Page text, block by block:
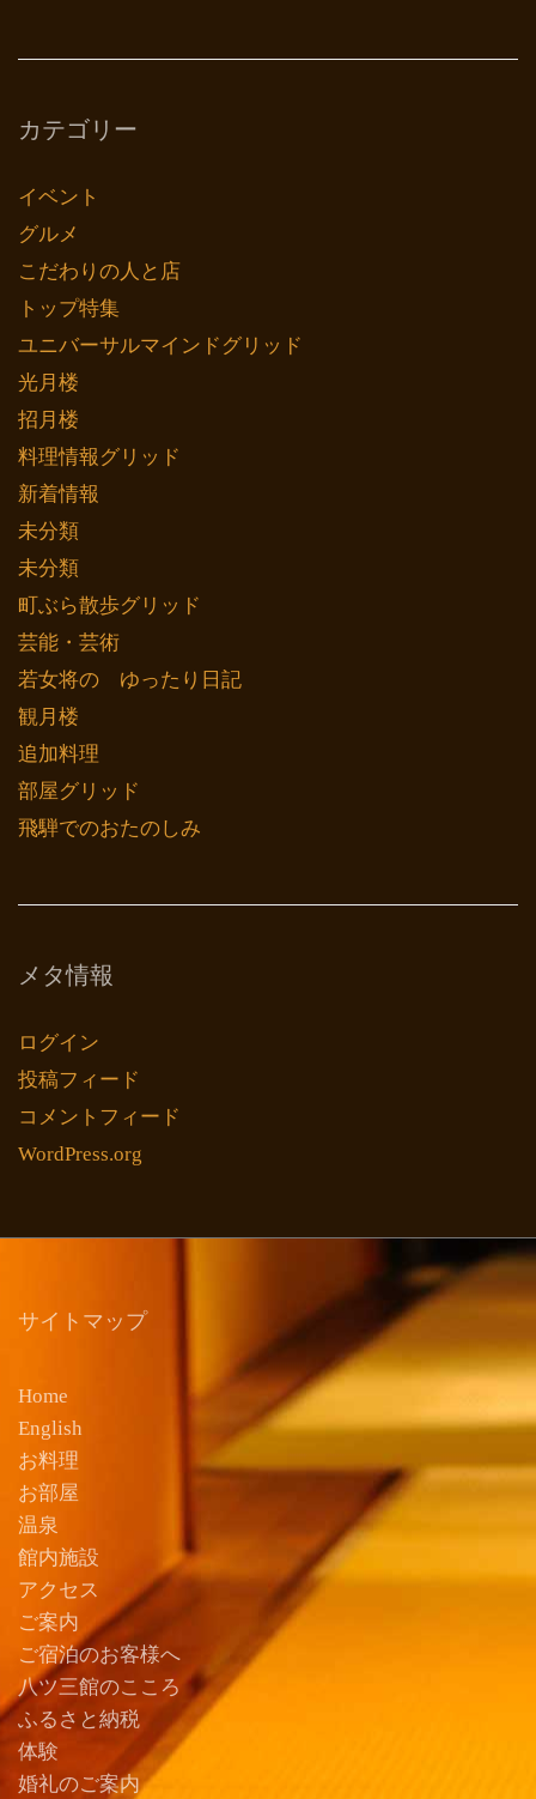
カテゴリー
イベント
グルメ
こだわりの人と店
トップ特集
ユニバーサルマインドグリッド
光月楼
招月楼
料理情報グリッド
新着情報
未分類
未分類
町ぶら散歩グリッド
芸能・芸術
若女将の ゆったり日記
観月楼
追加料理
部屋グリッド
飛騨でのおたのしみ
メタ情報
ログイン
投稿フィード
コメントフィード
WordPress.org
サイトマップ
Home
English
お料理
お部屋
温泉
館内施設
アクセス
ご案内
ご宿泊のお客様へ
八ツ三館のこころ
ふるさと納税
体験
婚礼のご案内